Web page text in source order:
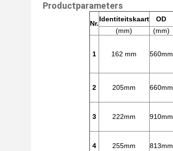
Productparameters
Nr.
Identiteitskaart OD
(mm) (mm)
1 162 mm 560mm
2 205mm 660mm
3 222mm 910mm
4 255mm 813mm